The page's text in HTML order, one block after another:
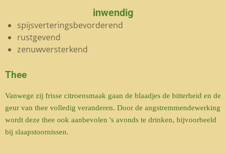
inwendig
spijsverteringsbevorderend
rustgevend
zenuwversterkend
Thee
Vanwege zij frisse citroensmaak gaan de blaadjes de bitterheid en de
geur van thee volledig veranderen. Door de angstremmendewerking
wordt deze thee ook aanbevolen 's avonds te drinken, bijvoorbeeld
bij slaapstoornissen.